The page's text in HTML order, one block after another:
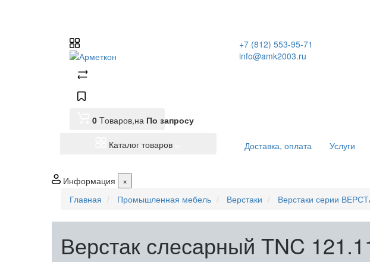
+7 (812) 553-95-71
info@amk2003.ru
0 Tоваров,на По запросу
Каталог товаров Доставка, оплата Услуги
Информация
×
Главная
Промышленная мебель Верстаки Верстаки серии
Верстак слесарный TNC